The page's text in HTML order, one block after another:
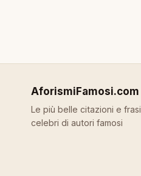
AforismiFamosi.com
Le più belle citazioni e frasi
celebri di autori famosi